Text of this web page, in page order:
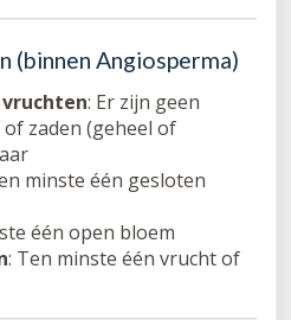
(binnen Angiosperma)
: Er zijn geen
zaden (geheel of
minste één gesloten
één open bloem
: Ten minste één vrucht of